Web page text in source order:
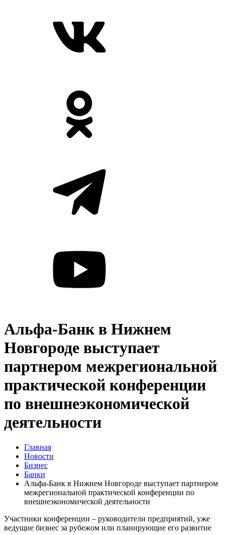
Альфа-Банк в Нижнем
Новгороде выступает
партнером межрегиональной
практической конференции
по внешнеэкономической
деятельности
Главная
Новости
Бизнес
Банки
Альфа-Банк в Нижнем Новгороде выступает партнером
межрегиональной практической конференции по
внешнеэкономической деятельности
Участники конференции – руководители предприятий, уже
ведущие бизнес за рубежом или планирующие его развитие